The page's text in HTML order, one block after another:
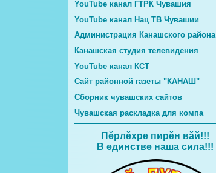
YouTube канал ГТРК Чувашия
YouTube канал Нац ТВ Чувашии
Администрация Канашского района
Канашская студия телевидения
YouTube канал КСТ
Сайт районной газеты "КАНАШ"
Сборник чувашских сайтов
Чувашская раскладка для компа
Пĕрлĕхре пирĕн вăй!!!
В единстве наша сила!!!